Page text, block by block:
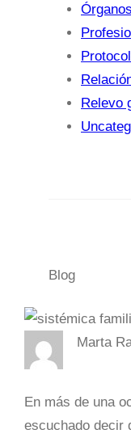
Relevo
Blog
Marta
En más de una
escuchado decir